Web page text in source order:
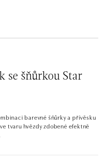
se šňůrkou Star
barevné šňůrky a přívěsku
tvaru hvězdy zdobené efektně